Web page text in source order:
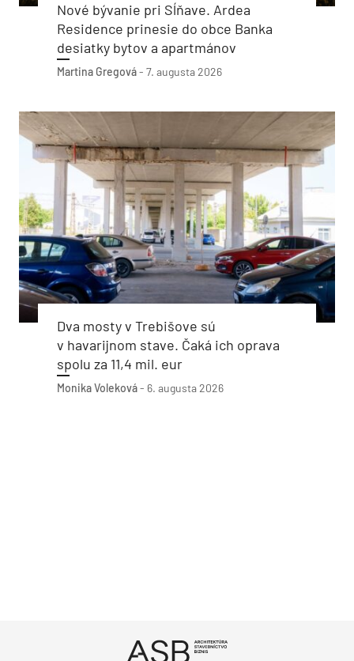
Nové bývanie pri Sĺňave. Ardea
Residence prinesie do obce Banka
desiatky bytov a apartmánov
Martina Gregová- 7. augusta 2026
Dva mosty v Trebišove sú
v havarijnom stave. Čaká ich oprava
spolu za 11,4 mil. eur
Monika Voleková- 6. augusta 2026